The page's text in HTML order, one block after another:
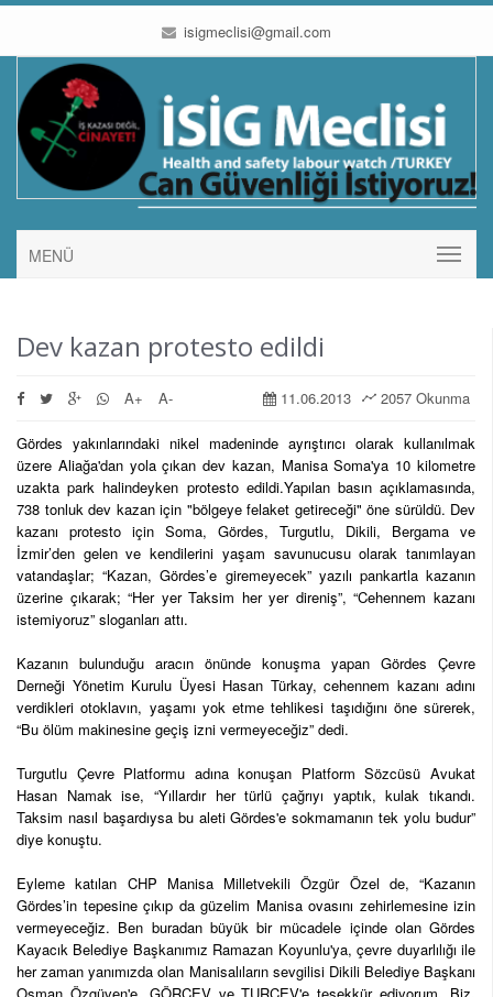
isigmeclisi@gmail.com
MENÜ
Dev kazan protesto edildi
2057 Okunma
11.06.2013
A+ A-
Gördes yakınlarındaki nikel madeninde ayrıştırıcı olarak kullanılmak
üzere Aliağa'dan yola çıkan dev kazan, Manisa Soma'ya 10 kilometre
uzakta park halindeyken protesto edildi.Yapılan basın açıklamasında,
738 tonluk dev kazan için "bölgeye felaket getireceği" öne sürüldü. Dev
kazanı protesto için Soma, Gördes, Turgutlu, Dikili, Bergama ve
İzmir’den gelen ve kendilerini yaşam savunucusu olarak tanımlayan
vatandaşlar; “Kazan, Gördes’e giremeyecek” yazılı pankartla kazanın
üzerine çıkarak; “Her yer Taksim her yer direniş”, “Cehennem kazanı
istemiyoruz” sloganları attı.
Kazanın bulunduğu aracın önünde konuşma yapan Gördes Çevre
Derneği Yönetim Kurulu Üyesi Hasan Türkay, cehennem kazanı adını
verdikleri otoklavın, yaşamı yok etme tehlikesi taşıdığını öne sürerek,
“Bu ölüm makinesine geçiş izni vermeyeceğiz” dedi.
Turgutlu Çevre Platformu adına konuşan Platform Sözcüsü Avukat
Hasan Namak ise, “Yıllardır her türlü çağrıyı yaptık, kulak tıkandı.
Taksim nasıl başardıysa bu aleti Gördes'e sokmamanın tek yolu budur”
diye konuştu.
Eyleme katılan CHP Manisa Milletvekili Özgür Özel de, “Kazanın
Gördes’in tepesine çıkıp da güzelim Manisa ovasını zehirlemesine izin
vermeyeceğiz. Ben buradan büyük bir mücadele içinde olan Gördes
Kayacık Belediye Başkanımız Ramazan Koyunlu'ya, çevre duyarlılığı ile
her zaman yanımızda olan Manisalıların sevgilisi Dikili Belediye Başkanı